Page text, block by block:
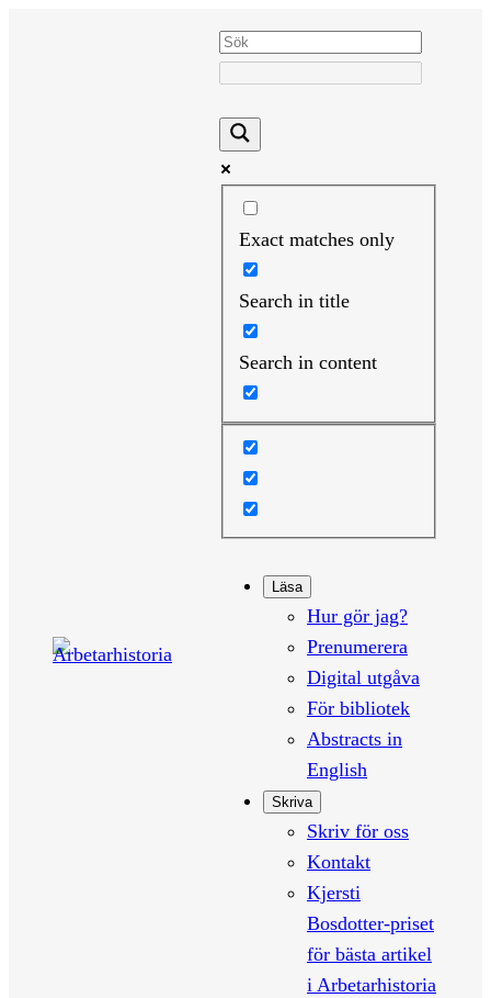
Exact matches only
Search in title
Search in content
Läsa
Hur gör jag?
Prenumerera
Digital utgåva
För bibliotek
Abstracts in
English
Skriva
Skriv för oss
Kontakt
Kjersti
Bosdotter-priset
för bästa artikel
i Arbetarhistoria